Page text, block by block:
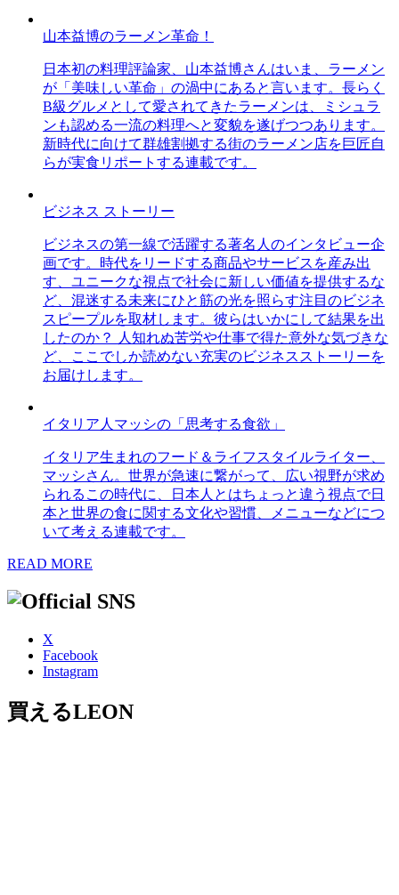
山本益博のラーメン革命！
日本初の料理評論家、山本益博さんはいま、ラーメン
が「美味しい革命」の渦中にあると言います。長らく
B級グルメとして愛されてきたラーメンは、ミシュラ
ンも認める一流の料理へと変貌を遂げつつあります。
新時代に向けて群雄割拠する街のラーメン店を巨匠自
らが実食リポートする連載です。
ビジネス ストーリー
ビジネスの第一線で活躍する著名人のインタビュー企
画です。時代をリードする商品やサービスを産み出
す、ユニークな視点で社会に新しい価値を提供するな
ど、混迷する未来にひと筋の光を照らす注目のビジネ
スピープルを取材します。彼らはいかにして結果を出
したのか？ 人知れぬ苦労や仕事で得た意外な気づきな
ど、ここでしか読めない充実のビジネスストーリーを
お届けします。
イタリア人マッシの「思考する食欲」
イタリア生まれのフード＆ライフスタイルライター、
マッシさん。世界が急速に繋がって、広い視野が求め
られるこの時代に、日本人とはちょっと違う視点で日
本と世界の食に関する文化や習慣、メニューなどにつ
いて考える連載です。
READ MORE
X
Facebook
Instagram
買えるLEON